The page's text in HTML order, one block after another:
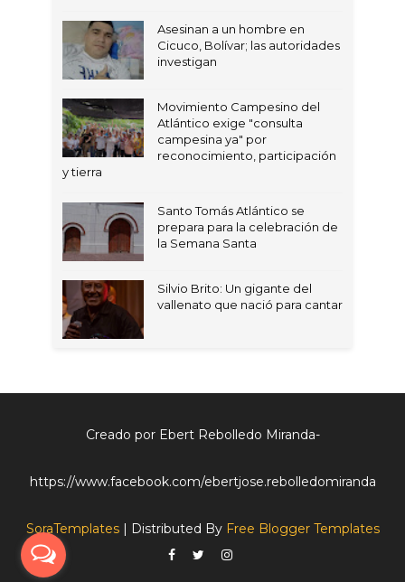
Asesinan a un hombre en
Cicuco, Bolívar; las autoridades
investigan
Movimiento Campesino del
Atlántico exige "consulta
campesina ya" por
reconocimiento, participación
y tierra
Santo Tomás Atlántico se
prepara para la celebración de
la Semana Santa
Silvio Brito: Un gigante del
vallenato que nació para cantar
Creado por Ebert Rebolledo Miranda-
https://www.facebook.com/ebertjose.rebolledomiranda
SoraTemplates| Distributed By Free Blogger Templates